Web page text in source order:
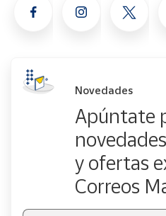
Novedades
Apúntate
y ofertas
Correos